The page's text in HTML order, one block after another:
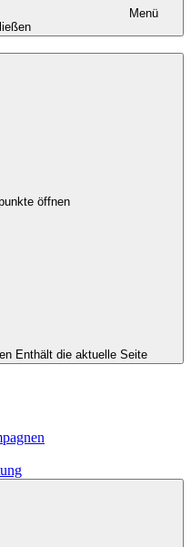
Menü
öffnen
Enthält die aktuelle Seite